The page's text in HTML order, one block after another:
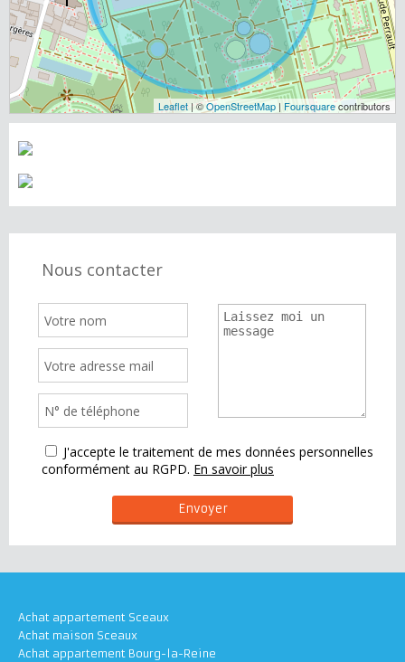
Leaflet| ©OpenStreetMap | Foursquarecontributors
Nous contacter
J'accepte le traitement de mes données personnelles
conformément au RGPD. En savoir plus
Achat appartement Sceaux
Achat maison Sceaux
Achat appartement Bourg-la-Reine